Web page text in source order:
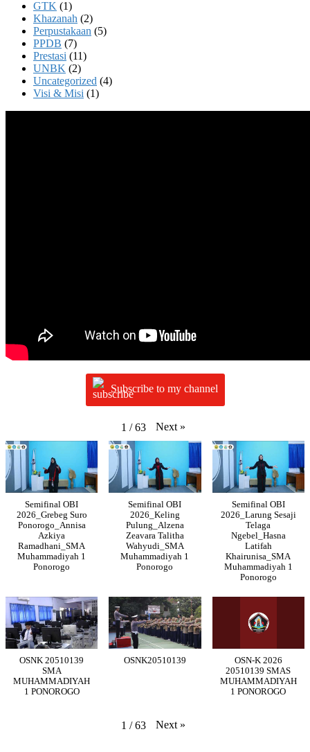
GTK (1)
Khazanah (2)
Perpustakaan (5)
PPDB (7)
Prestasi (11)
UNBK (2)
Uncategorized (4)
Visi & Misi (1)
Subscribe to my channel
1 / 63 Next »
Semifinal OBI
2026_Grebeg Suro
Ponorogo_Annisa
Azkiya
Ramadhani_SMA
Muhammadiyah 1
Ponorogo
Semifinal OBI
2026_Keling
Pulung_Alzena
Zeavara Talitha
Wahyudi_SMA
Muhammadiyah 1
Ponorogo
Semifinal OBI
2026_Larung Sesaji
Telaga
Ngebel_Hasna
Latifah
Khairunisa_SMA
Muhammadiyah 1
Ponorogo
OSNK 20510139
SMA
MUHAMMADIYAH
1 PONOROGO
OSNK20510139
OSN-K 2026
20510139 SMAS
MUHAMMADIYAH
1 PONOROGO
1 / 63 Next »